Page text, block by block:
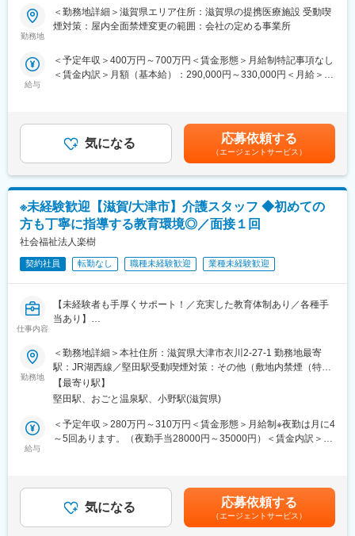
・法務知識／医療・介護業界特有の法務知識や税務知識が深まり
ます。
ます。
・問題解決能力／経理に関する課題を発見し、適切な解決策を提
株式会社ミライリハは、訪問看護・介護・居宅支援など複数事業
を展開し、地域の多様な介護ニーズに応える成長企業です。今後
さらに事業拡大を進める中で人材採用にも積極的で、社会的にも
マネとの連携や自社内紹介による相乗効果で事業成長に寄与。利
用者が外出を楽しめるほど変化したエピソードに象徴されるよう
に、生活の質を高める支援が大きなやりがいとなる企業です。
変更の範囲：会社の定める業務
■業務詳細／治験コーディネーター（CRCって何？）
新しい薬や治療法が安全で効果的かどうかを確かめるための臨床
＜具体的に＞
患者さんが治験に参加する手続きを助けたり、治験中のデータを
治験が成功するためにはCRCの役割が非常に重要で、医療の進歩
に貢献できるやりがいのある仕事です。
※担当する医療機関に常駐しての業務となります。
■治験コーディネーターで得られるスキル：
（1）コミュニケーション力：
患者さんに治験の内容をわかりやすく説明したり、医師や看護師
と連携することで伝える力が身に付きます。
（2）スケジュール管理力：
治験には決まった検査や診察の予定があるため、患者さんが無理
薬の種類や副作用、検査の内容など、医療に関する知識が自然と
増えていきます。薬剤師や看護師と話す機会も多いため学ぶこと
（4）パソコンや書類の整理力：
検査の結果を記録したり、書類をまとめたりする仕事もありま
す。パソコンの使い方や、正確に記録する力が身につきます。
（5）チームで働く力：
治験は医師、看護師、薬剤師など、いろんな職種の人と協力して
進めるので、チームワークの大切さを学べます。
残業時間も月10時間程度、産休育休の取得実績も多数あり、育児
手当もございます。
勤務地
＜勤務地詳細＞滋賀県エリア住所：滋賀県の提携医療施設 受動喫
煙対策：屋内全面禁煙変更の範囲：会社の定める事業所
給与
＜予定年収＞400万円～700万円＜賃金形態＞月給制特記事項なし
＜賃金内訳＞月額（基本給）：290,000円～330,000円＜月給＞
があります。月給(月額)は固定手当を含めた表記です。
気になる 応募依頼する
（エージェントサービス）
※未経験歓迎【滋賀/大津市】介護スタッフ ◆初めての
方も丁寧に指導する教育環境◎／面接１回
社会福祉法人楽樹
契約社員 転勤なし 職種未経験歓迎 業種未経験歓迎
仕事内容
【未経験者も手厚くサポート！／充実した教育体制あり／各種手
当あり】
当法人が運営する『特別養護老人ホーム湖の花』にて、入居者様
の介護（排泄介助・食事介助・入浴介助）及びレクリエーショ
ン・リハビリテーションなどを行っていただきます。
■業務の特徴：
＊入居者80名を総勢46名のスタッフで支援します。
＊入居者様やご家族様との時間や関係性を大切にした、より良い
■働く環境：
当施設には現在74名の従業員が在籍しており、うち介護スタッフ
勤務地
＜勤務地詳細＞本社住所：滋賀県大津市衣川2-27-1 勤務地最寄
駅：JR湖西線／堅田駅受動喫煙対策：その他（敷地内禁煙（特定
喫煙所あり））変更の範囲：無
【最寄り駅】
堅田駅、おごと温泉駅、小野駅(滋賀県)
給与
＜予定年収＞280万円～310万円＜賃金形態＞月給制※夜勤は月に4
～5回あります。（夜勤手当28000円～35000円）＜賃金内訳＞月
円■賞与：年2回／(7月・12月）昨年度実績310000円＜各種手当
＞資格手当10000円処遇改善手当19000円～21000円特定処遇改
善手当5000円～8000円ベースアップ手当8000円夜勤手当：7,000
気になる 応募依頼する
（エージェントサービス）